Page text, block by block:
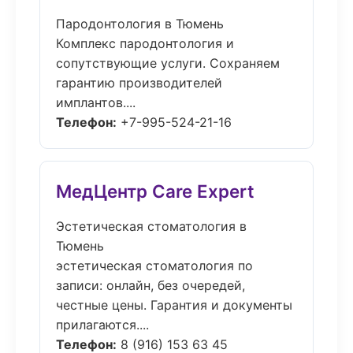
Пародонтология в Тюмень
Комплекс пародонтология и
сопутствующие услуги. Сохраняем
гарантию производителей
имплантов....
Телефон: +7-995-524-21-16
МедЦентр Care Expert
Эстетическая стоматология в
Тюмень
эстетическая стоматология по
записи: онлайн, без очередей,
честные цены. Гарантия и документы
прилагаются....
Телефон: 8 (916) 153 63 45